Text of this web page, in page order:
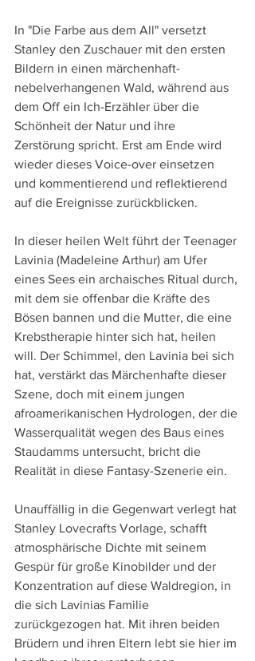
In "Die Farbe aus dem All" versetzt
Stanley den Zuschauer mit den ersten
Bildern in einen märchenhaft-
nebelverhangenen Wald, während aus
dem Off ein Ich-Erzähler über die
Schönheit der Natur und ihre
Zerstörung spricht. Erst am Ende wird
wieder dieses Voice-over einsetzen
und kommentierend und reflektierend
auf die Ereignisse zurückblicken.
In dieser heilen Welt führt der Teenager
Lavinia (Madeleine Arthur) am Ufer
eines Sees ein archaisches Ritual durch,
mit dem sie offenbar die Kräfte des
Bösen bannen und die Mutter, die eine
Krebstherapie hinter sich hat, heilen
will. Der Schimmel, den Lavinia bei sich
hat, verstärkt das Märchenhafte dieser
Szene, doch mit einem jungen
afroamerikanischen Hydrologen, der die
Wasserqualität wegen des Baus eines
Staudamms untersucht, bricht die
Realität in diese Fantasy-Szenerie ein.
Unauffällig in die Gegenwart verlegt hat
Stanley Lovecrafts Vorlage, schafft
atmosphärische Dichte mit seinem
Gespür für große Kinobilder und der
Konzentration auf diese Waldregion, in
die sich Lavinias Familie
zurückgezogen hat. Mit ihren beiden
Brüdern und ihren Eltern lebt sie hier im